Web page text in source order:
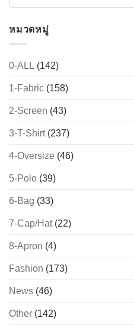
หมวดหมู่
0-ALL (142)
1-Fabric (158)
2-Screen (43)
3-T-Shirt(237)
4-Oversize (46)
5-Polo (39)
6-Bag (33)
7-Cap/Hat(22)
8-Apron (4)
Fashion (173)
News (46)
Other (142)